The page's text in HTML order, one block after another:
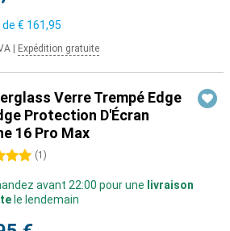
€ 161,95
Expédition gratuite
Verre Trempé Edge
Protection D'Écran
16 Pro Max
(1 )
avant 22:00 pour une livraison
le lendemain